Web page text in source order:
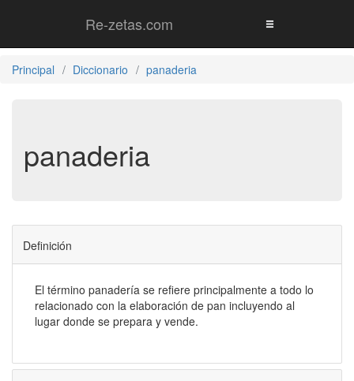
Re-zetas.com
Principal Diccionario panaderia
panaderia
Definición
El término panadería se refiere principalmente a todo lo
relacionado con la elaboración de pan incluyendo al
lugar donde se prepara y vende.